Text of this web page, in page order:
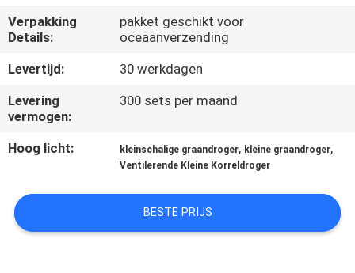
NIEUWS
VERZOEK
OM EEN
CITAAT
PRIVACYBELEID
Verpakking
Details:
pakket geschikt voor
oceaanverzending
Levertijd:
30 werkdagen
Levering
vermogen:
300 sets per maand
Hoog licht: kleinschalige graandroger, kleine graandroger,
Ventilerende Kleine Korreldroger
BESTE PRIJS